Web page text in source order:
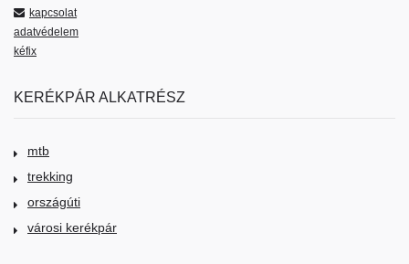
kapcsolat
adatvédelem
kéfix
KERÉKPÁR ALKATRÉSZ
mtb
trekking
országúti
városi kerékpár